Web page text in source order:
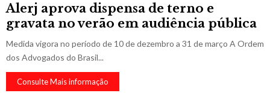
Alerj aprova dispensa de terno e
gravata no verão em audiência pública
Medida vigora no período de 10 de dezembro a 31 de março A Ordem
dos Advogados do Brasil...
Consulte Mais informação